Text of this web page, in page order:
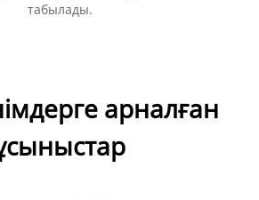
табылады.
арналған